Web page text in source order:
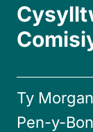
Ty
Pen-y-